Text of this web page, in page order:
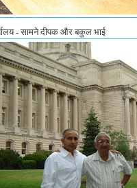
- सामने दीपक और बकुल भाई